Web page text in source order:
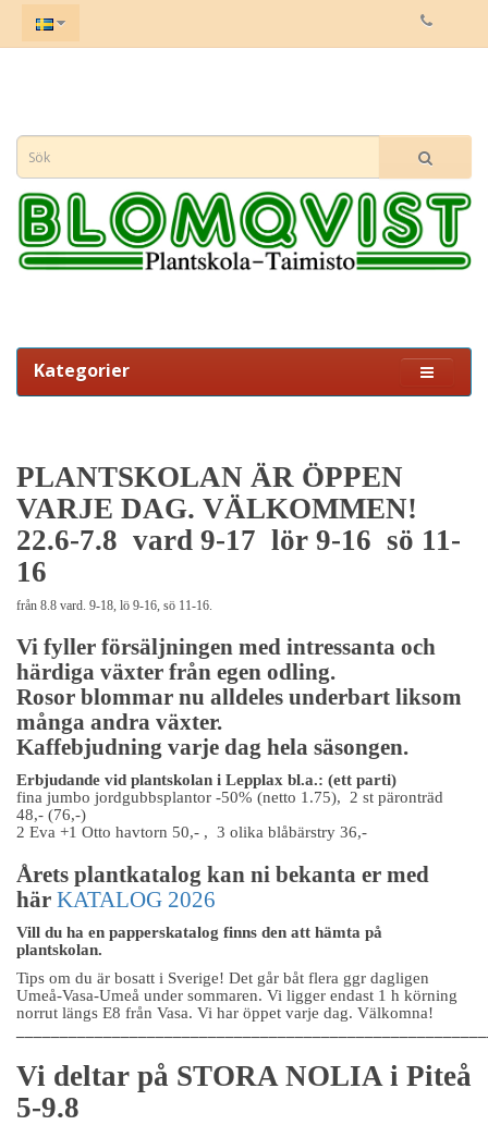
Kategorier
PLANTSKOLAN ÄR ÖPPEN
VARJE DAG. VÄLKOMMEN!
22.6-7.8 vard 9-17 lör 9-16 sö 11-
16
från 8.8 vard. 9-18, lö 9-16, sö 11-16.
Vi fyller försäljningen med intressanta och
härdiga växter från egen odling.
Rosor blommar nu alldeles underbart liksom
många andra växter.
Kaffebjudning varje dag hela säsongen.
Erbjudande vid plantskolan i Lepplax bl.a.: (ett parti)
fina jumbo jordgubbsplantor -50% (netto 1.75), 2 st päronträd
48,- (76,-)
2 Eva +1 Otto havtorn 50,- , 3 olika blåbärstry 36,-
Årets plantkatalog kan ni bekanta er med
här KATALOG 2026
Vill du ha en papperskatalog finns den att hämta på
plantskolan.
Tips om du är bosatt i Sverige! Det går båt flera ggr dagligen
Umeå-Vasa-Umeå under sommaren. Vi ligger endast 1 h körning
norrut längs E8 från Vasa. Vi har öppet varje dag. Välkomna!
Vi deltar på STORA NOLIA i Piteå
5-9.8